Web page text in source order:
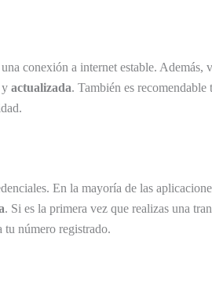
conexión a internet estable. Además,
y actualizada. También es recomendable
En la mayoría de las
. Si es la primera vez que realizas una
tu número registrado.